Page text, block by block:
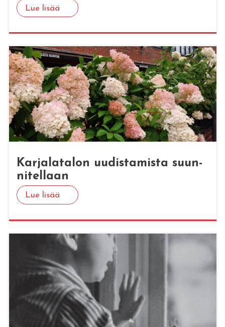
Lue lisää
Kar­ja­la­ta­lon uu­dis­ta­mis­ta suun­
ni­tel­laan
Lue lisää